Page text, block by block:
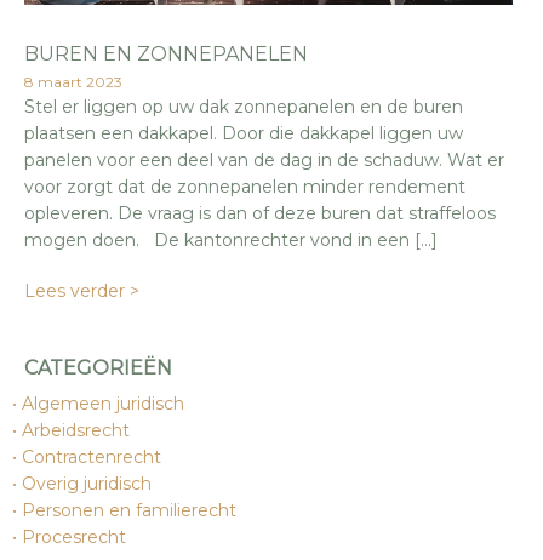
BUREN EN ZONNEPANELEN
8 maart 2023
Stel er liggen op uw dak zonnepanelen en de buren
plaatsen een dakkapel. Door die dakkapel liggen uw
panelen voor een deel van de dag in de schaduw. Wat er
voor zorgt dat de zonnepanelen minder rendement
opleveren. De vraag is dan of deze buren dat straffeloos
mogen doen. De kantonrechter vond in een […]
Lees verder >
CATEGORIEËN
Algemeen juridisch
Arbeidsrecht
Contractenrecht
Overig juridisch
Personen en familierecht
Procesrecht